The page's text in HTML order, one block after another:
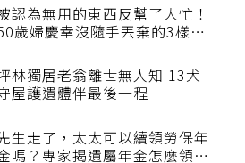
被認為無用的東西反幫了大忙！
50歲婦慶幸沒隨手丟棄的3樣物
坪林獨居老翁離世無人知 13犬
守屋護遺體伴最後一程
先生走了，太太可以續領勞保年